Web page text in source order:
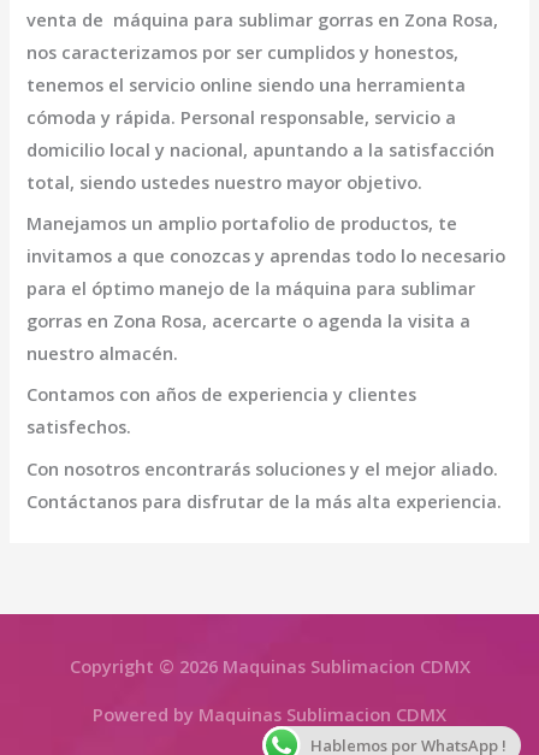
venta de máquina para sublimar gorras en Zona Rosa,
nos caracterizamos por ser cumplidos y honestos,
tenemos el servicio online siendo una herramienta
cómoda y rápida. Personal responsable, servicio a
domicilio local y nacional, apuntando a la satisfacción
total, siendo ustedes nuestro mayor objetivo.
Manejamos un amplio portafolio de productos, te
invitamos a que conozcas y aprendas todo lo necesario
para el óptimo manejo de la máquina para sublimar
gorras en Zona Rosa, acercarte o agenda la visita a
nuestro almacén.
Contamos con años de experiencia y clientes
satisfechos.
Con nosotros encontrarás soluciones y el mejor aliado.
Contáctanos para disfrutar de la más alta experiencia.
Copyright © 2026 Maquinas Sublimacion CDMX
Powered by Maquinas Sublimacion CDMX
Hablemos por WhatsApp !